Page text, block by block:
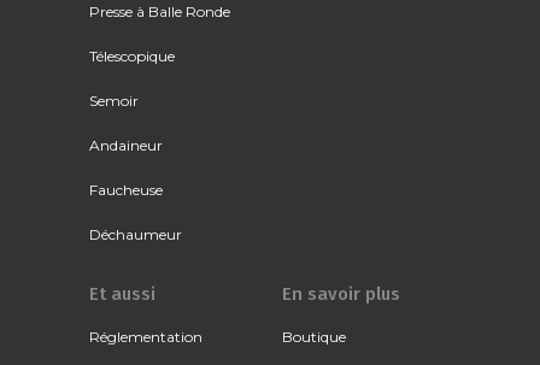
Presse à Balle Ronde
Télescopique
Semoir
Andaineur
Faucheuse
Déchaumeur
Et aussi
Réglementation
En savoir plus
Boutique